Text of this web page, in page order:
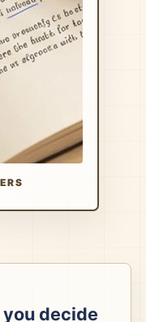
decide